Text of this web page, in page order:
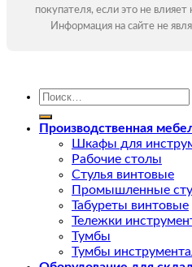
покупателя, если это не влияет
Информация на сайте не
Искать:
Производственная
Шкафы для
Рабочие столы
Стулья винтовые
Промышленные
Табуреты винтовые
Тележки
Тумбы
Тумбы